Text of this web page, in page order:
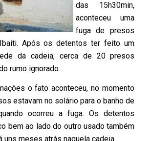
das 15h30min,
aconteceu uma
fuga de presos
Após os detentos ter feito um
da cadeia, cerca de 20 presos
rumo ignorado.
o fato aconteceu, no momento
estavam no solário para o banho de
ocorreu a fuga. Os detentos
bem ao lado do outro usado também
uns meses atrás naquela cadeia.